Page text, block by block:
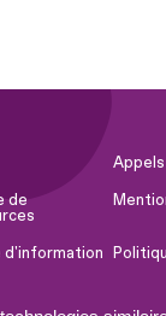
de